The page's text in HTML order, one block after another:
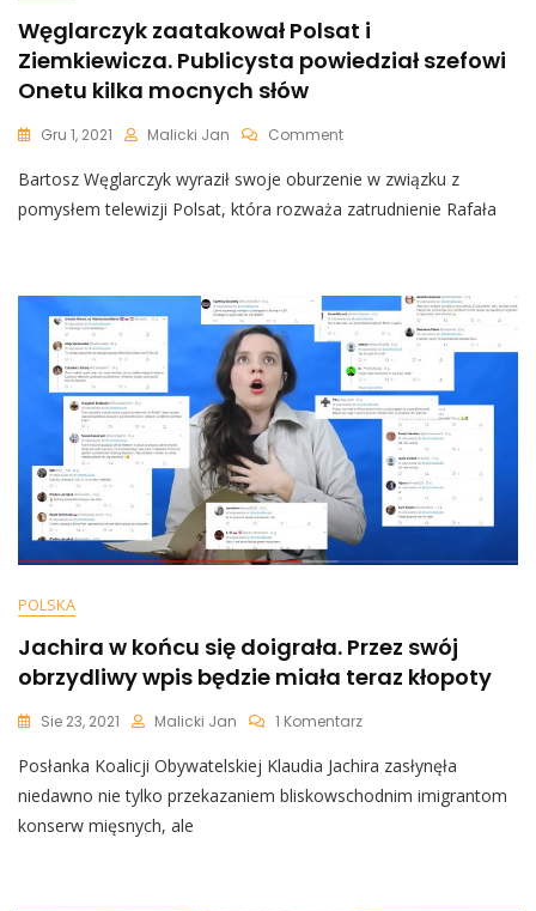
Węglarczyk zaatakował Polsat i
Ziemkiewicza. Publicysta powiedział szefowi
Onetu kilka mocnych słów
Gru 1, 2021 Malicki Jan CommentOn
Zaatakował
Polsat
Powiedział
Szefowi
Onetu
Kilka
Mocnych
Słów
Bartosz Węglarczyk wyraził swoje oburzenie w związku z
pomysłem telewizji Polsat, która rozważa zatrudnienie Rafała
POLSKA
Jachira w końcu się doigrała. Przez swój
obrzydliwy wpis będzie miała teraz kłopoty
Sie 23, 2021 Malicki Jan 1 KomentarzDo
W
Końcu
Posłanka Koalicji Obywatelskiej Klaudia Jachira zasłynęła
niedawno nie tylko przekazaniem bliskowschodnim imigrantom
konserw mięsnych, ale